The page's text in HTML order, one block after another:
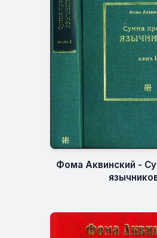
Фома Аквинский -